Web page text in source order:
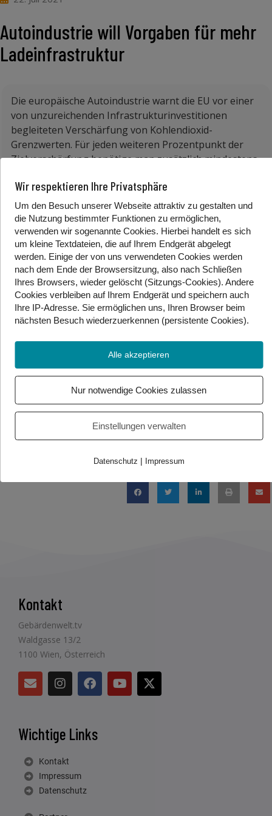
Autoindustrie will Vorgaben für mehr
Ladeinfrastruktur
Die europäische Autoindustrie warnt die EU vor einer
von unzureichenden Infrastrukturinvestitionen
begleiteten Verschärfung von Kohlendioxid-
Grenzwerten. Für jeden weiteren Prozentpunkt der
Zielverschärfung benötige man zusätzlich mindestens
Elektrofahrzeuge – über die bereits erforderlichen
drei Millionen Stück im Jahr 2030 hinaus“, sagte der
BMW-Chef und Präsident des europäischen
Autoherstellerverbands Acea, Oliver Zipse.
So würde nach Berechnungen der EU-Kommission
zum Beispiel eine weitere Verringerung der CO2-
Emissionen bis 2030 um minus 50 Prozent bereits
rund sechs Millionen öffentliche Ladepunkte
erfordern. „Mit heute weniger als 225.000 Stück
müsste das einer Steigerung um den Faktor 27 in
weniger als zehn Jahren entsprechen“, sagte Zipse der
Deutschen Presse-Agentur in Brüssel.
Quelle: APA
Foto/Video Credits: APA / Gebärdenwelt.tv
Beitrag teilen
Kontakt
Gebärdenwelt.tv
Waldgasse 13/2
1100 Wien, Österreich
Wichtige Links
Kontakt
Impressum
Datenschutz
Wir respektieren Ihre Privatsphäre
Um den Besuch unserer Webseite attraktiv zu gestalten und
die Nutzung bestimmter Funktionen zu ermöglichen,
verwenden wir sogenannte Cookies. Hierbei handelt es sich
um kleine Textdateien, die auf Ihrem Endgerät abgelegt
werden. Einige der von uns verwendeten Cookies werden
nach dem Ende der Browsersitzung, also nach Schließen
Ihres Browsers, wieder gelöscht (Sitzungs-Cookies). Andere
Cookies verbleiben auf Ihrem Endgerät und speichern auch
Ihre IP-Adresse. Sie ermöglichen uns, Ihren Browser beim
nächsten Besuch wiederzuerkennen (persistente Cookies).
Alle akzeptieren
Nur notwendige Cookies zulassen
Einstellungen verwalten
Datenschutz | Impressum